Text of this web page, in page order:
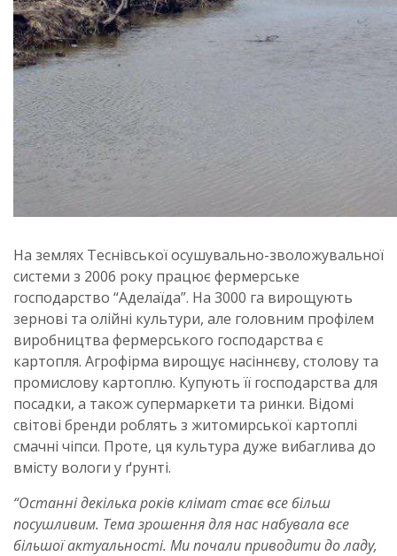
На землях Теснівської осушувально-зволожувальної
системи з 2006 року працює фермерське
господарство “Аделаїда”. На 3000 га вирощують
зернові та олійні культури, але головним профілем
виробництва фермерського господарства є
картопля. Агрофірма вирощує насіннєву, столову та
промислову картоплю. Купують її господарства для
посадки, а також супермаркети та ринки. Відомі
світові бренди роблять з житомирської картоплі
смачні чіпси. Проте, ця культура дуже вибаглива до
вмісту вологи у ґрунті.
“Останні декілька років клімат стає все більш
посушливим. Тема зрошення для нас набувала все
більшої актуальності. Ми почали приводити до ладу,